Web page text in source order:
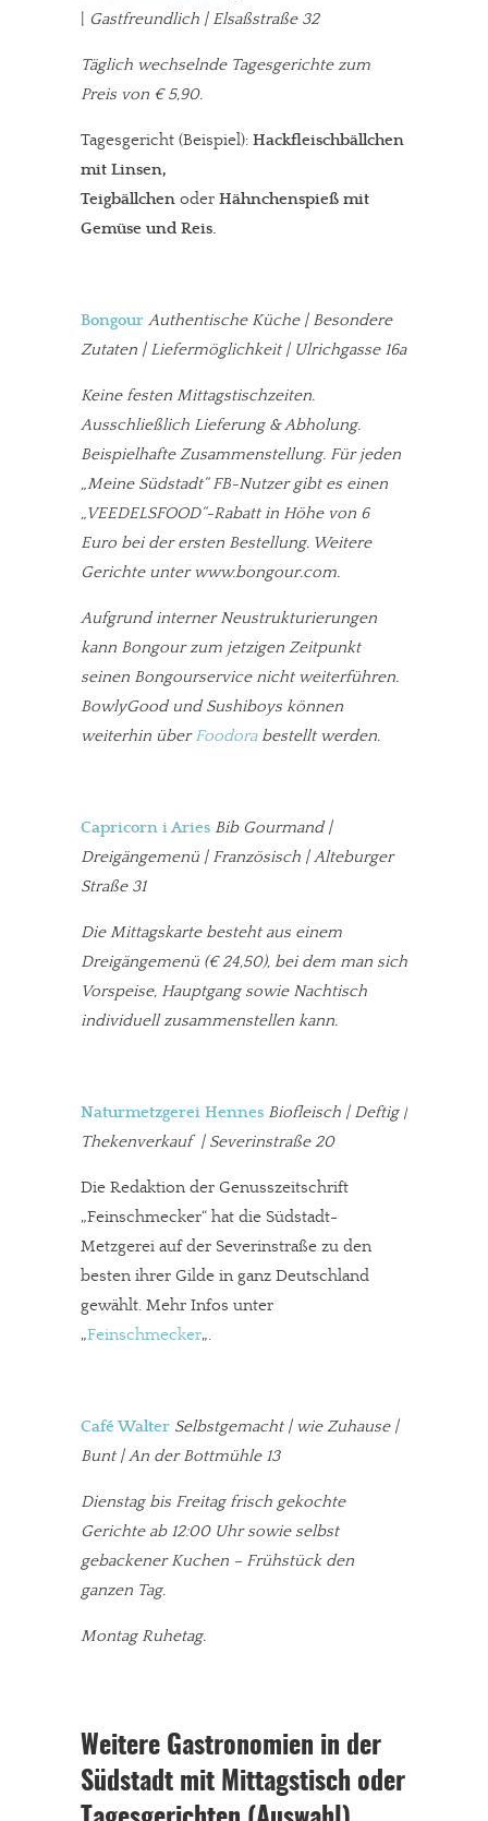
Gastfreundlich | Elsaßstraße 32
Täglich wechselnde Tagesgerichte zum
Preis von € 5,90.
Tagesgericht (Beispiel): Hackfleischbällchen
mit Linsen,
Teigbällchen oder Hähnchenspieß mit
Gemüse und Reis.
Bongour Authentische Küche | Besondere
Zutaten | Liefermöglichkeit | Ulrichgasse 16a
Keine festen Mittagstischzeiten.
Ausschließlich Lieferung & Abholung.
Beispielhafte Zusammenstellung. Für jeden
„Meine Südstadt“ FB-Nutzer gibt es einen
„VEEDELSFOOD“-Rabatt in Höhe von 6
Euro bei der ersten Bestellung. Weitere
Gerichte unter www.bongour.com.
Aufgrund interner Neustrukturierungen
kann Bongour zum jetzigen Zeitpunkt
seinen Bongourservice nicht weiterführen.
BowlyGood und Sushiboys können
weiterhin überFoodorabestellt werden.
Capricorn i Aries Bib Gourmand |
Dreigängemenü | Französisch | Alteburger
Straße 31
Die Mittagskarte besteht aus einem
Dreigängemenü (€ 24,50), bei dem man sich
Vorspeise, Hauptgang sowie Nachtisch
individuell zusammenstellen kann.
Naturmetzgerei Hennes Biofleisch | Deftig |
Thekenverkauf | Severinstraße 20
Die Redaktion der Genusszeitschrift
„Feinschmecker“ hat die Südstadt-
Metzgerei auf der Severinstraße zu den
besten ihrer Gilde in ganz Deutschland
gewählt. Mehr Infos unter
„Feinschmecker„.
Café Walter Selbstgemacht | wie Zuhause |
Bunt | An der Bottmühle 13
Dienstag bis Freitag frisch gekochte
Gerichte ab 12:00 Uhr sowie selbst
gebackener Kuchen – Frühstück den
ganzen Tag.
Montag Ruhetag.
Weitere Gastronomien in der
Südstadt mit Mittagstisch oder